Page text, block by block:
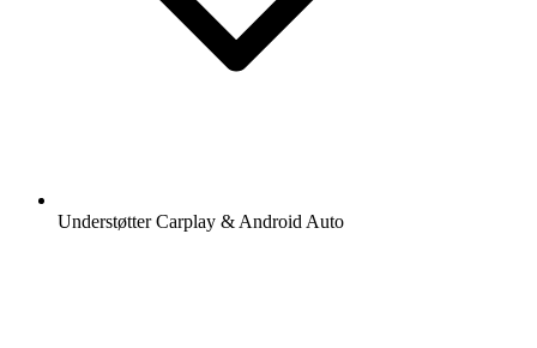
Understøtter Carplay & Android Auto